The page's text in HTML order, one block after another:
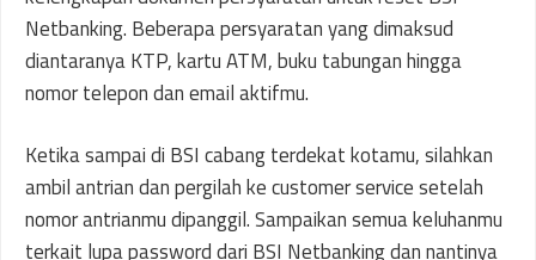
Netbanking. Beberapa persyaratan yang dimaksud
diantaranya KTP, kartu ATM, buku tabungan hingga
nomor telepon dan email aktifmu.
Ketika sampai di BSI cabang terdekat kotamu, silahkan
ambil antrian dan pergilah ke customer service setelah
nomor antrianmu dipanggil. Sampaikan semua keluhanmu
terkait lupa password dari BSI Netbanking dan nantinya